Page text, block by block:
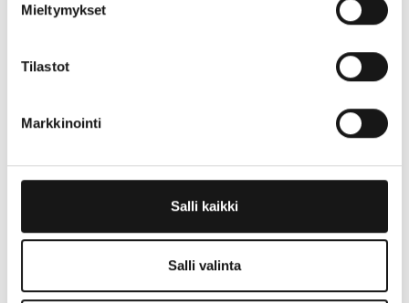
Mieltymykset
Tilastot
Markkinointi
Salli kaikki
Salli valinta
24.1.2024|Ajankohtaiset Blogit